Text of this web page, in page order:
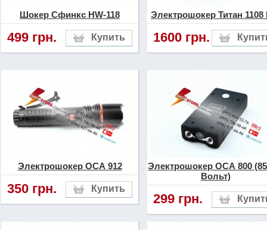
Если Вы любите высокое
надежность, то выбор в
электрошокера класса
верное решение.
Шокер Сфинкс HW-118
499 грн.
Электрошокер Титан 1108
1600 грн.
Электрошокер ОСА 912
350 грн.
Электрошокер ОСА 800
Вольт)
299 грн.